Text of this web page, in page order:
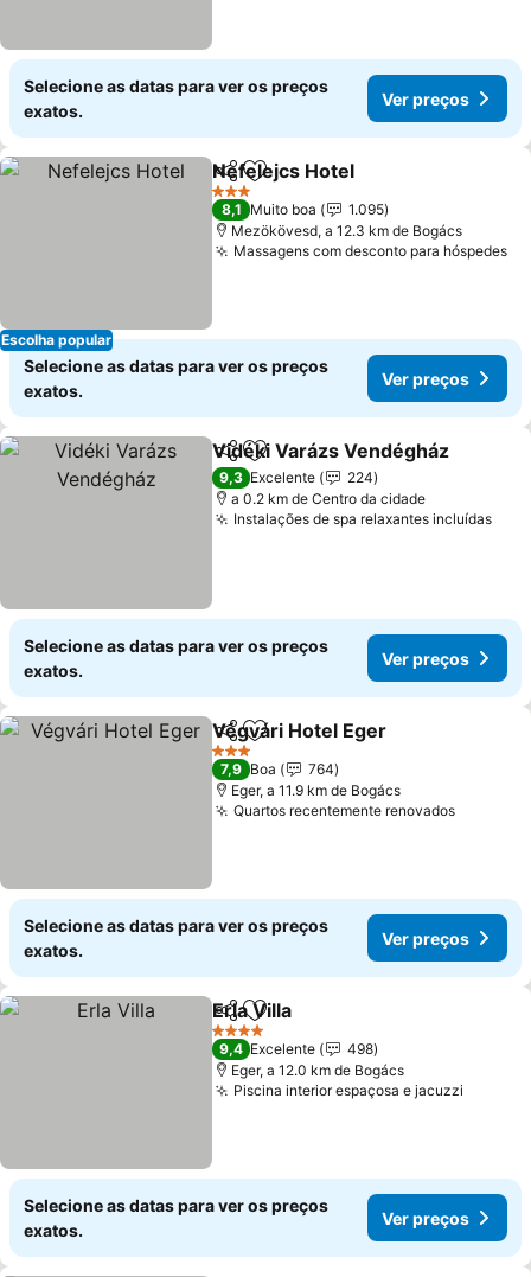
Selecione as datas para ver os preços
exatos.
Ver preços
Escolha popular
PartilharAdicionar aos favoritos
Nefelejcs Hotel
3 Estrelas
8,1 Muito boa
1.095
Mezökövesd, a 12.3 km de Bogács
Massagens com desconto para hóspedes
Selecione as datas para ver os preços
exatos.
Ver preços
PartilharAdicionar aos favoritos
Vidéki Varázs Vendégház
9,3 Excelente
224
a 0.2 km de Centro da cidade
Instalações de spa relaxantes incluídas
Selecione as datas para ver os preços
exatos.
Ver preços
PartilharAdicionar aos favoritos
Végvári Hotel Eger
3 Estrelas
7,9 Boa
764
Eger, a 11.9 km de Bogács
Quartos recentemente renovados
Selecione as datas para ver os preços
exatos.
Ver preços
PartilharAdicionar aos favoritos
Erla Villa
4 Estrelas
9,4 Excelente
498
Eger, a 12.0 km de Bogács
Piscina interior espaçosa e jacuzzi
Selecione as datas para ver os preços
exatos.
Ver preços